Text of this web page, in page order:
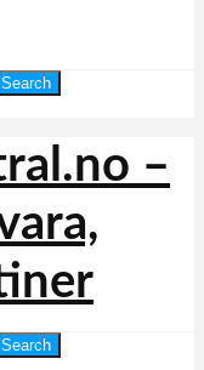
Search
Search